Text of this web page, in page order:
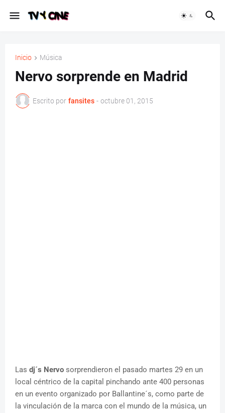
Inicio Música
Nervo sorprende en Madrid
Escrito por fansites - octubre 01, 2015
Las dj´s Nervo sorprendieron el pasado martes 29 en un
local céntrico de la capital pinchando ante 400 personas
en un evento organizado por Ballantine´s, como parte de
la vinculación de la marca con el mundo de la música, un